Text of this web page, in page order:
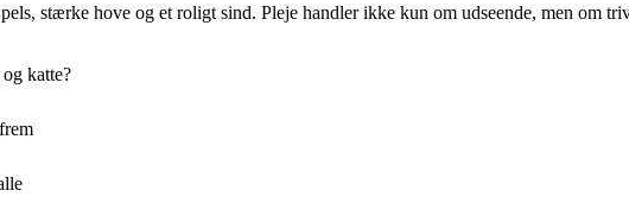
stærke hove og et roligt sind. Pleje handler ikke kun om udseende, men om
katte?